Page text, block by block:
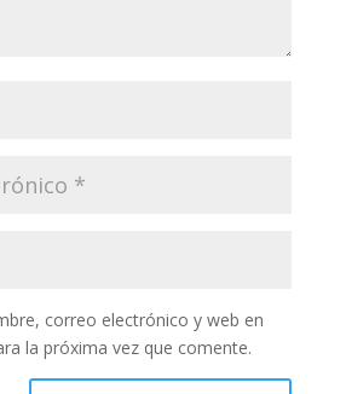
correo electrónico y web en
la próxima vez que comente.